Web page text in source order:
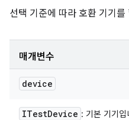
선택 기준에 따라 호환 기기를
매개변수
device
ITestDevice : 기본 기기